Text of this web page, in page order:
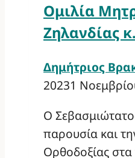
Ομιλία
Ζηλανδίας
Δημήτριος
20231
Ο
παρουσία και
Ορθοδοξίας